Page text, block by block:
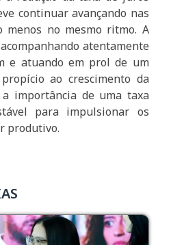
continuar avançando nas
menos no mesmo ritmo. A
atentamente
e atuando em prol de um
ao crescimento da
importância de uma taxa
para impulsionar os
produtivo.